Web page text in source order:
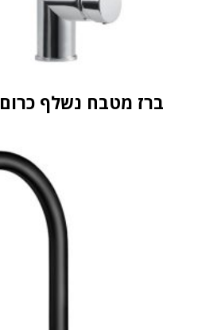
ברז מטבח נשלף כרום CH Pull Down